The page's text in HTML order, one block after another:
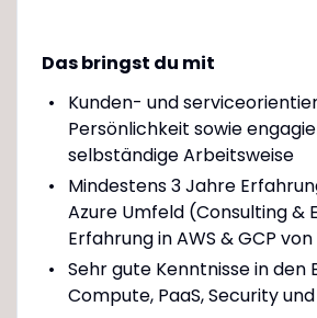
Das bringst du mit
Kunden- und
Persönlichkeit sowie
selbständige Arbeitsweise
Mindestens 3 Jahre
Azure Umfeld (Consulting &
Erfahrung in AWS & GCP
Sehr gute Kenntnisse in den
Compute, PaaS, Security